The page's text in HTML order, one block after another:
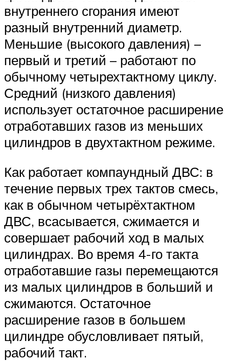
внутреннего сгорания имеют
разный внутренний диаметр.
Меньшие (высокого давления) –
первый и третий – работают по
обычному четырехтактному циклу.
Средний (низкого давления)
использует остаточное расширение
отработавших газов из меньших
цилиндров в двухтактном режиме.
Как работает компаундный ДВС: в
течение первых трех тактов смесь,
как в обычном четырёхтактном
ДВС, всасывается, сжимается и
совершает рабочий ход в малых
цилиндрах. Во время 4-го такта
отработавшие газы перемещаются
из малых цилиндров в больший и
сжимаются. Остаточное
расширение газов в большем
цилиндре обусловливает пятый,
рабочий такт.